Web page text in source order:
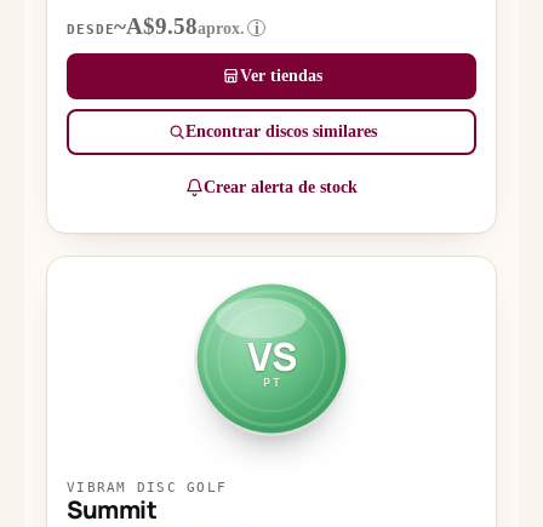
DESDE~A$9.58aprox. i
Ver tiendas
Encontrar discos similares
Crear alerta de stock
VS
PT
VIBRAM DISC GOLF
Summit